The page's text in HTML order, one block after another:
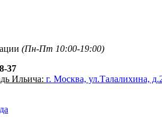
(Пн-Пт 10:00-19:00)
37
Ильича: г. Москва, ул.Талалихина,